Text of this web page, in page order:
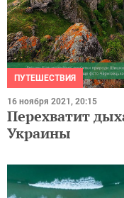
ПУТЕШЕСТВИЯ
16 ноября 2021, 20:15
Перехватит
Украины